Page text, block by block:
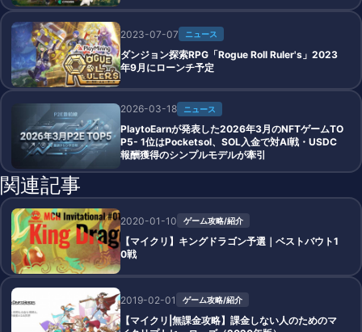
2023-07-07 ニュース
ダンジョン探索RPG「Rogue Roll Ruler's」2023
年9月にローンチ予定
2026-03-18 ニュース
PlaytoEarnが発表した2026年3月のNFTゲームTO
P5- 1位はPocketsol、SOL入金で対AI戦・USDC
報酬獲得のシンプルモデルが牽引
関連記事
2020-01-10 ゲーム攻略/紹介
【マイクリ】キングドラゴン予選｜ベストバウト1
0戦
2019-02-01 ゲーム攻略/紹介
【マイクリ|無課金攻略】課金しない人のためのマ